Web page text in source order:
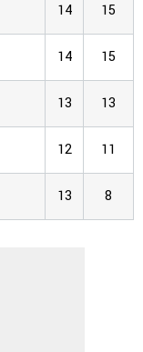
14 15
14 15
13 13
12 11
13 8